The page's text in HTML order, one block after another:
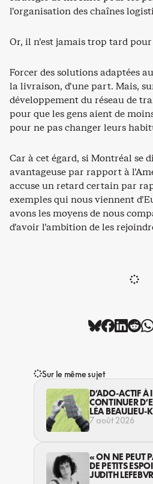
l’organisation des chaînes
Or, il n’est jamais trop tard
Forcer des solutions adaptées
la livraison, d’une part. Mais,
développement du réseau de
pour que les gens aient de
pour ne pas changer leurs
Car à cet égard, si Montréal se
avantageuse par rapport à
accuse un retard certain par
exemples qui nous viennent
avons les moyens de nous
d’avoir l’ambition de les
Sur le même sujet
D’ADO-ACTIF À
CONTINUER
JEUNES… DANS
LÉA BEAULIEU-
7 août 2026
« ON NE PEUT
DE PETITS
AVEC AVI LEWIS
JUDITH